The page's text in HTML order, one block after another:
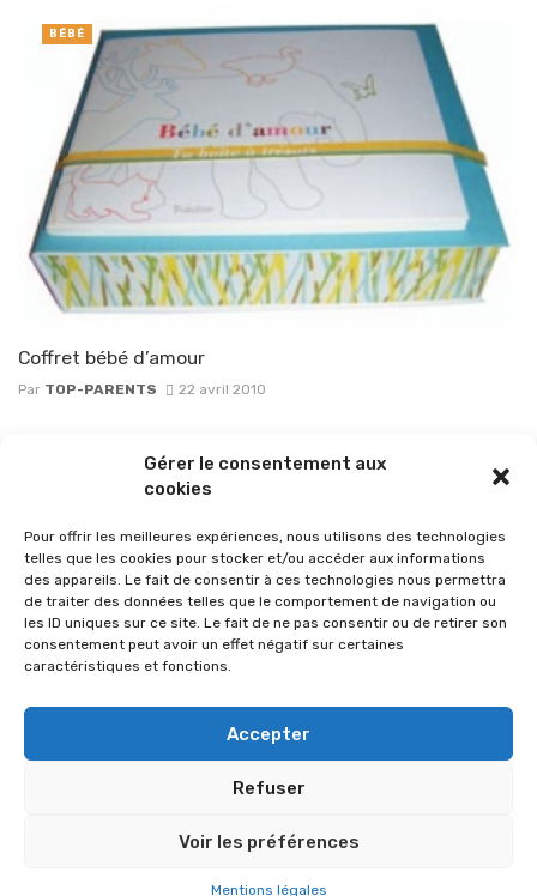
Gérer le consentement aux
cookies
Pour offrir les meilleures expériences, nous utilisons des technologies
telles que les cookies pour stocker et/ou accéder aux informations
des appareils. Le fait de consentir à ces technologies nous permettra
de traiter des données telles que le comportement de navigation ou
les ID uniques sur ce site. Le fait de ne pas consentir ou de retirer son
consentement peut avoir un effet négatif sur certaines
caractéristiques et fonctions.
Accepter
Refuser
Voir les préférences
Mentions légales
Coffret bébé d’amour
Par TOP-PARENTS 22 avril 2010
BÉBÉ
1 2 3 4